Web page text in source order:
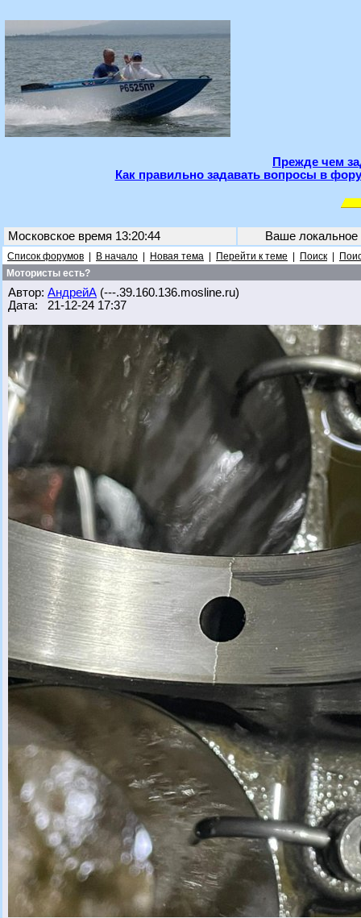
Прежде чем
Как правильно задавать вопросы в
Московское время 13:20:44 Ваше
Список форумов В начало Новая тема Перейти к теме Поиск
Мотористы есть?
Автор: АндрейА (---.39.160.136.mosline.ru)
Дата: 21-12-24 17:37